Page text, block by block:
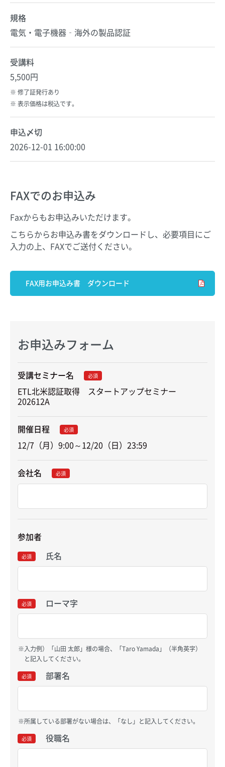
規格
電気・電子機器‐海外の製品認証
受講料
5,500円
修了証発行あり
表示価格は税込です。
申込〆切
2026-12-01 16:00:00
FAXでのお申込み
Faxからもお申込みいただけます。
こちらからお申込み書をダウンロードし、必要項目にご
入力の上、FAXでご送付ください。
FAX用お申込み書 ダウンロード
お申込みフォーム
受講セミナー名 必須
ETL北米認証取得　スタートアップセミナー
202612A
開催日程 必須
12/7（月）9:00～12/20（日）23:59
会社名 必須
参加者
必須 氏名
必須 ローマ字
入力例）「山田 太郎」様の場合、「Taro Yamada」（半角英字）
と記入してください。
必須 部署名
所属している部署がない場合は、「なし」と記入してください。
必須 役職名